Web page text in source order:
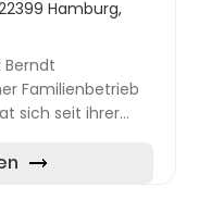
Hamburg,
Berndt
Familienbetrieb
sich seit ihrer